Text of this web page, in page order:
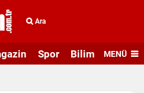
Ara
Spor Bilim veMENÜ